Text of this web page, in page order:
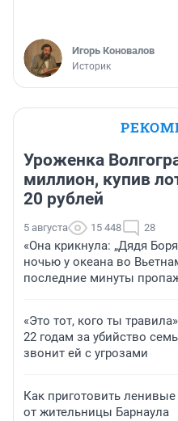
Игорь Коновалов
Историк
Уроженка
миллион, купив
20 рублей
5 августа 15 448 28
«Она крикнула: „Дядя
ночью у океана во
последние минуты
«Это тот, кого ты
22 годам за убийство
звонит ей с угрозами
Как приготовить
от жительницы Барнаула